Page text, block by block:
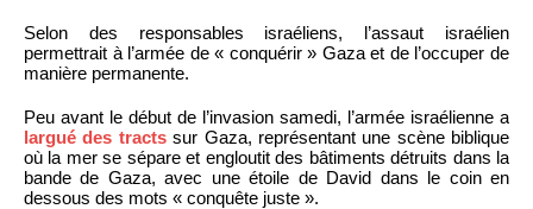
Selon des responsables israéliens, l’assaut israélien
permettrait à l’armée de « conquérir » Gaza et de l’occuper de
manière permanente.
Peu avant le début de l’invasion samedi, l’armée israélienne a
largué des tractssur Gaza, représentant une scène biblique
où la mer se sépare et engloutit des bâtiments détruits dans la
bande de Gaza, avec une étoile de David dans le coin en
dessous des mots « conquête juste ».